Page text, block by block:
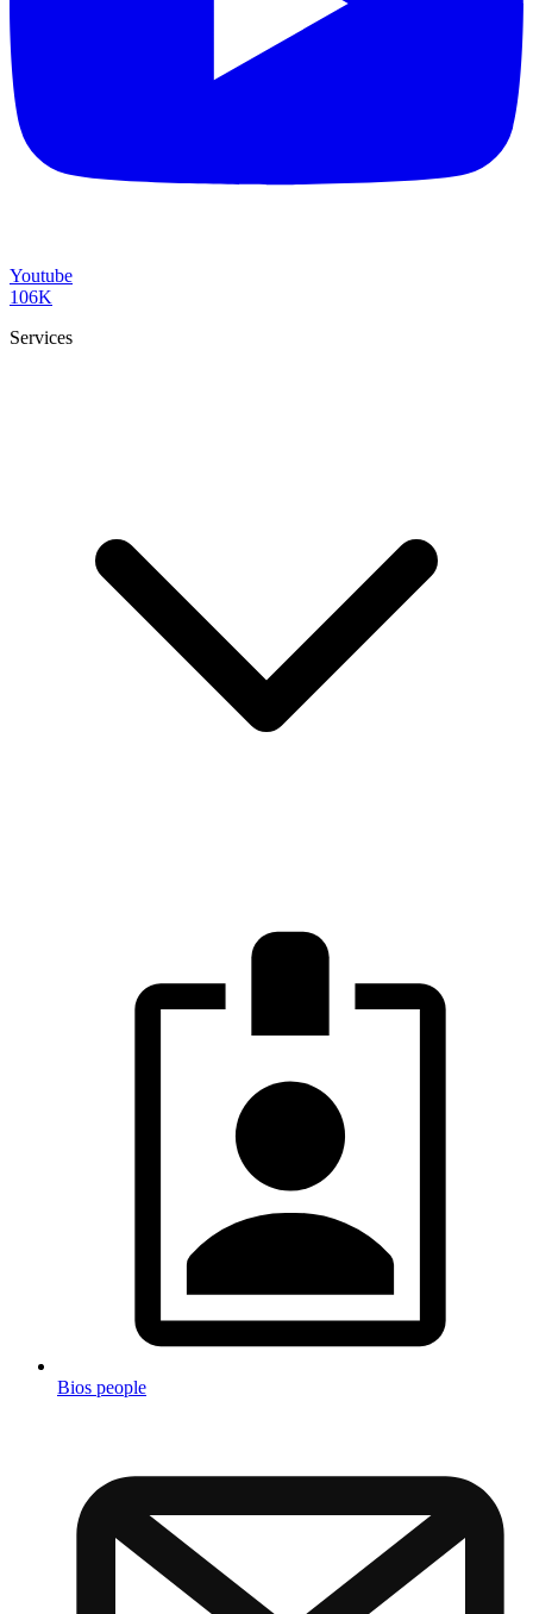
Youtube
106K
Services
Bios people